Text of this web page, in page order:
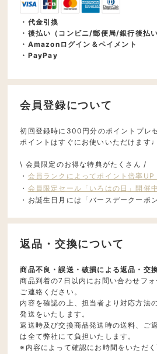
・代金引換
・後払い（コンビニ/郵便局/銀行後払い
・Amazonログイン＆ペイメント
・PayPay
会員登録について
初回登録時に300円分のポイントプレ
ポイントはすぐにお使いいただけます♩
\ 会員限定のお得な特典がたくさん /
・ 会員ランクによってポイント倍率UP
・ 会員限定セール「いろはの日」開催中
・お誕生日月には「バースデークーポ
返品・交換について
商品不良・誤送・破損による返品・交
商品到着の7日以内にお問い合わせフォ
ご連絡ください。
内容を確認の上、担当者より対応方法
発送をいたします。
返送時及び交換商品発送時の送料、ご
は全て弊社にて負担いたします。
※内容によって確認にお時間をいただ